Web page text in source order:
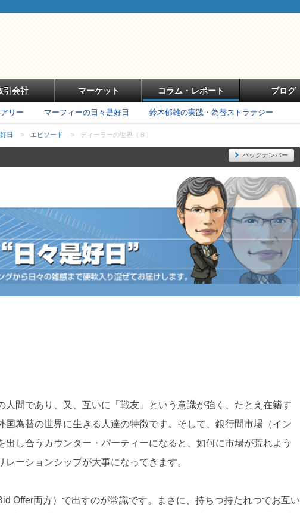
引会社 マーケット コラム・レポート ブログ
リー マーフィーの日々是好日 鈴木郁雄の実践・為替ストラテジー
日 > エピソード > ディーラーの世界（８）
バックナンバー
間であり、又、互いに「戦友」という意識が強く、たとえ在籍す
為替の世界に生きる人達の特徴です。そして、銀行間市場（イン
し合うカウンター・パーティーになると、如何に市場が荒れよう
ーションシップが大事になってきます。
Offer両方）で出すのが常識です。まさに、持ちつ持たれつでお互い